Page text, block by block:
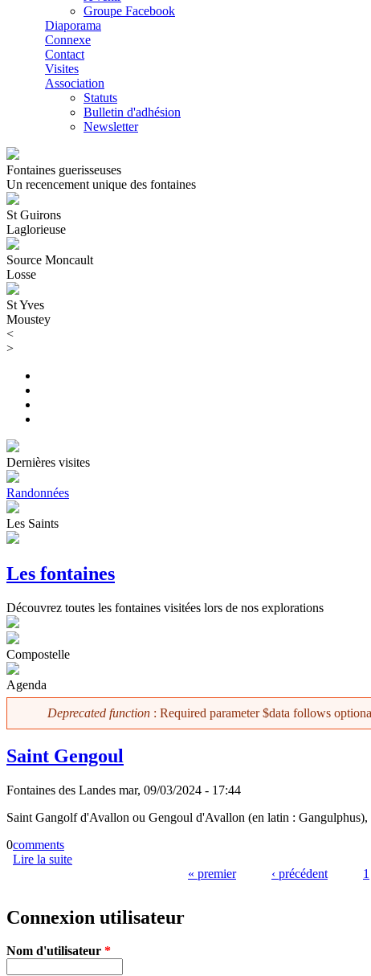
Groupe Facebook
Diaporama
Connexe
Contact
Visites
Association
Statuts
Bulletin d'adhésion
Newsletter
Fontaines guerisseuses
Un recencement unique des fontaines
St Guirons
Laglorieuse
Source Moncault
Losse
St Yves
Moustey
<
>
Dernières visites
Randonnées
Les Saints
Les fontaines
Découvrez toutes les fontaines visitées lors de nos explorations
Compostelle
Agenda
Message d'erreur
Deprecated function : Required parameter $data follows
Saint Gengoul
Fontaines des Landes mar, 09/03/2024 - 17:44
Saint Gangolf d'Avallon ou Gengoul d'Avallon (en latin :
0comments
Lire la suite
« premier ‹ précédent 1
Connexion utilisateur
Nom d'utilisateur *